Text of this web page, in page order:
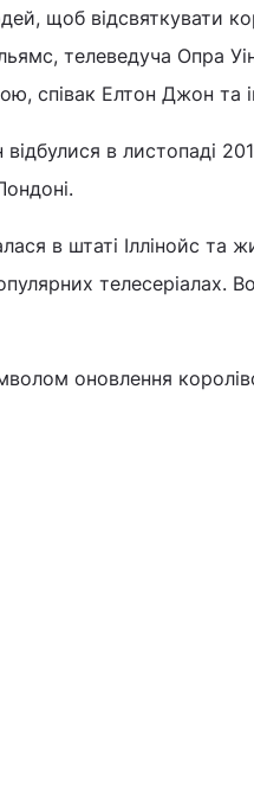
щоб відсвяткувати
телеведуча Опра
співак Елтон Джон та
в листопаді
в штаті Іллінойс та
телесеріалах.
оновлення